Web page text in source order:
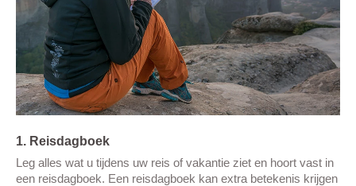
1. Reisdagboek
Leg alles wat u tijdens uw reis of vakantie ziet en hoort vast in
een reisdagboek. Een reisdagboek kan extra betekenis krijgen